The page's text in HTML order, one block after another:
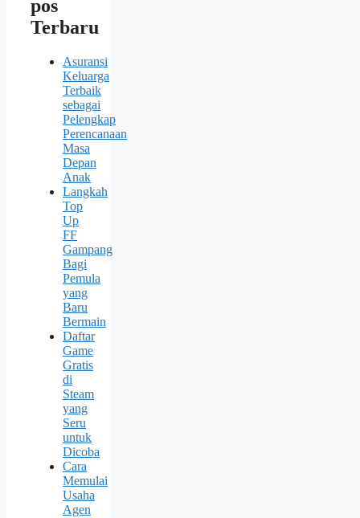
pos
Terbaru
Asuransi
Keluarga
Terbaik
sebagai
Pelengkap
Perencanaan
Masa
Depan
Anak
Langkah
Top
Up
FF
Gampang
Bagi
Pemula
yang
Baru
Bermain
Daftar
Game
Gratis
di
Steam
yang
Seru
untuk
Dicoba
Cara
Memulai
Usaha
Agen